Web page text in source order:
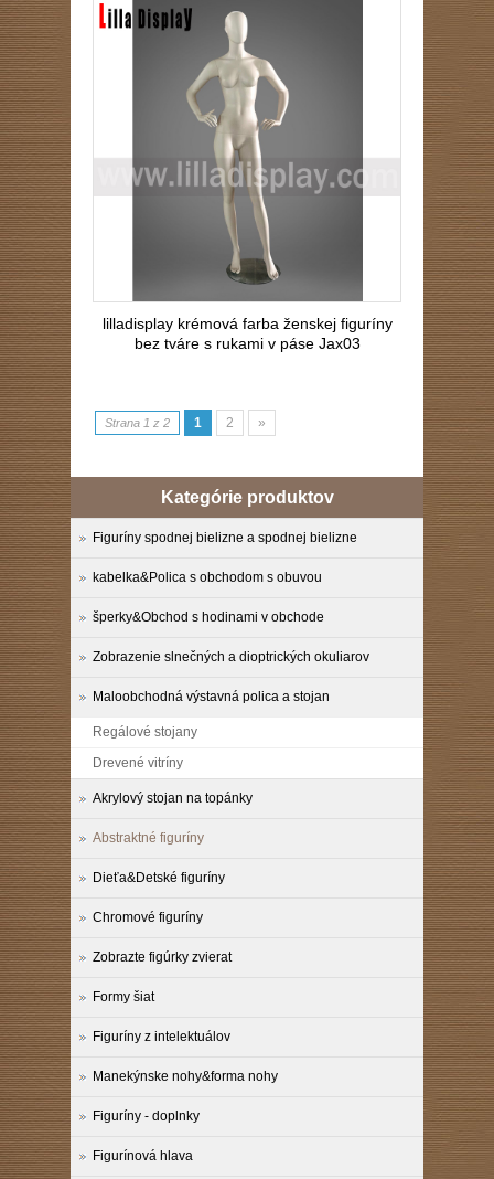
lilladisplay krémová farba ženskej figuríny
bez tváre s rukami v páse Jax03
Strana 1 z 2 1 2 »
Kategórie produktov
Figuríny spodnej bielizne a spodnej bielizne
kabelka&Polica s obchodom s obuvou
šperky&Obchod s hodinami v obchode
Zobrazenie slnečných a dioptrických okuliarov
Maloobchodná výstavná polica a stojan
Regálové stojany
Drevené vitríny
Akrylový stojan na topánky
Abstraktné figuríny
Dieťa&Detské figuríny
Chromové figuríny
Zobrazte figúrky zvierat
Formy šiat
Figuríny z intelektuálov
Manekýnske nohy&forma nohy
Figuríny - doplnky
Figurínová hlava